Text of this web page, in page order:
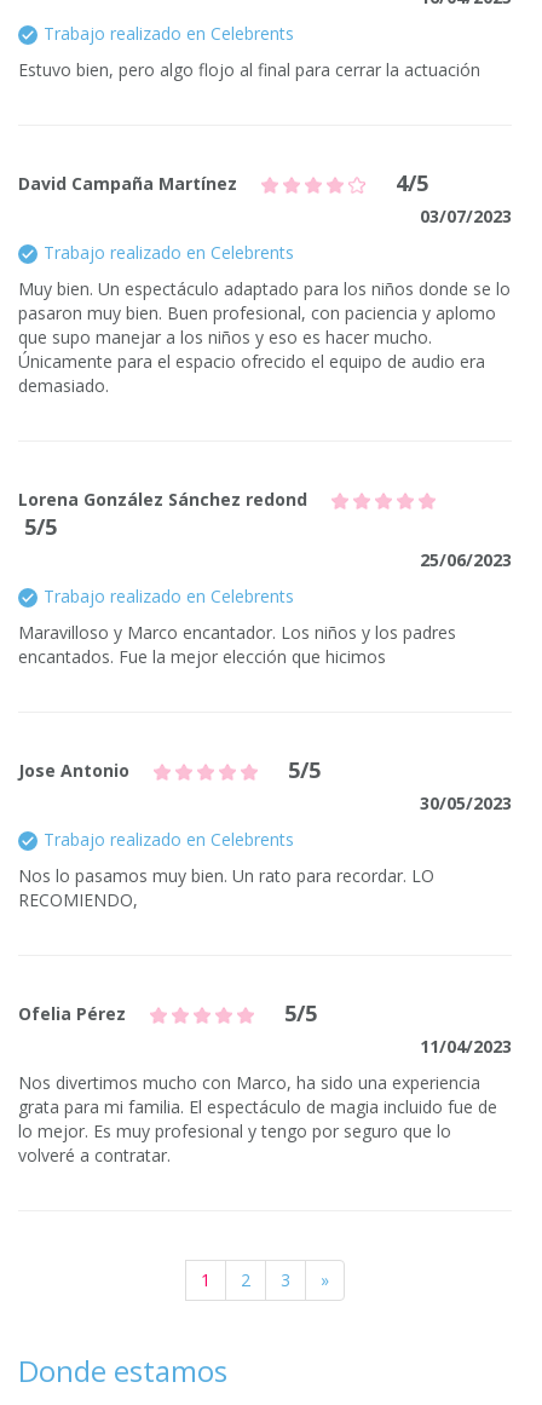
Trabajo realizado en Celebrents
Estuvo bien, pero algo flojo al final para cerrar la actuación
David Campaña Martínez 4/5
03/07/2023
Trabajo realizado en Celebrents
Muy bien. Un espectáculo adaptado para los niños donde se lo
pasaron muy bien. Buen profesional, con paciencia y aplomo
que supo manejar a los niños y eso es hacer mucho.
Únicamente para el espacio ofrecido el equipo de audio era
demasiado.
Lorena González Sánchez redond
5/5
25/06/2023
Trabajo realizado en Celebrents
Maravilloso y Marco encantador. Los niños y los padres
encantados. Fue la mejor elección que hicimos
Jose Antonio 5/5
30/05/2023
Trabajo realizado en Celebrents
Nos lo pasamos muy bien. Un rato para recordar. LO
RECOMIENDO,
Ofelia Pérez 5/5
11/04/2023
Nos divertimos mucho con Marco, ha sido una experiencia
grata para mi familia. El espectáculo de magia incluido fue de
lo mejor. Es muy profesional y tengo por seguro que lo
volveré a contratar.
1 2 3 »
Donde estamos